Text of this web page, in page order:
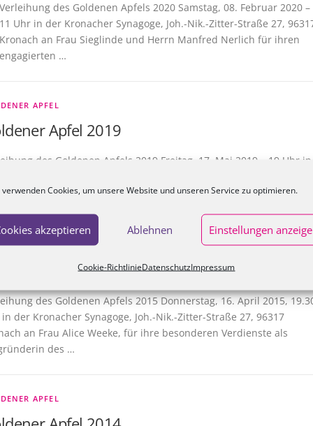
verwenden Cookies, um unsere Website und unseren Service zu optimieren.
akzeptieren Ablehnen Einstellungen
Cookie-RichtlinieDatenschutzImpressum
Verleihung des Goldenen Apfels 2020 Samstag, 08. Februar 2020 –
11 Uhr in der Kronacher Synagoge, Joh.-Nik.-Zitter-Straße 27,
Kronach an Frau Sieglinde und Herrn Manfred Nerlich für ihren
engagierten …
APFEL
Apfel 2019
des Goldenen Apfels 2019 Freitag, 17. Mai 2019 – 19 Uhr in
Elke Baumann, Küps und an Frau Annemarie Nietner, …
APFEL
Apfel 2015
des Goldenen Apfels 2015 Donnerstag, 16. April 2015,
der Kronacher Synagoge, Joh.-Nik.-Zitter-Straße 27, 96317
an Frau Alice Weeke, für ihre besonderen Verdienste als
des …
APFEL